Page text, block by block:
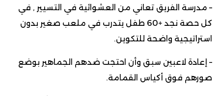
– مدرسة الفريق تعاني من العشوائية في التسيير , في
كل حصة نجد +60 طفل يتدرب في ملعب صغير بدون
استراتيجية واضحة للتكوين.
– إعادة لاعبين سبق وأن احتجت ضدهم الجماهير بوضع
صورهم فوق أكياس القمامة.